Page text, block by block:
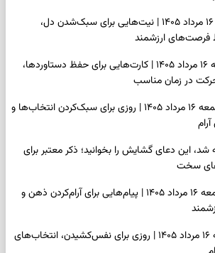
فال ابجد امروز جمعه ۱۶ مرداد ۱۴۰۵ | نیت‌هایی برای سبک‌شدن دل،
ارزشمند
فال تاروت امروز جمعه ۱۶ مرداد ۱۴۰۵ | کارت‌هایی برای حفظ دستاوردها،
در زمان مناسب
فال سرنوشت امروز جمعه ۱۶ مرداد ۱۴۰۵ | روزی برای سبک‌کردن انتخاب‌ها و
این دعای گشایش را بخوانید؛ ذکر معتبر برای
سخت
فال فرشتگان امروز جمعه ۱۶ مرداد ۱۴۰۵ | پیام‌هایی برای آرام‌کردن ذهن و
فال روزانه امروز جمعه ۱۶ مرداد ۱۴۰۵ | روزی برای نفس‌کشیدن، انتخاب‌های